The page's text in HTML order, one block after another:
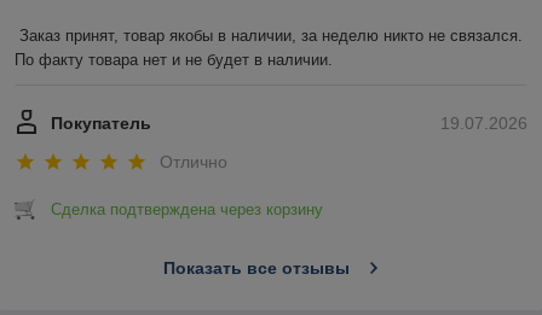
Заказ принят, товар якобы в наличии, за неделю никто не связался.
По факту товара нет и не будет в наличии.
19.07.2026
Покупатель
Отлично
Сделка подтверждена через корзину
Показать все отзывы